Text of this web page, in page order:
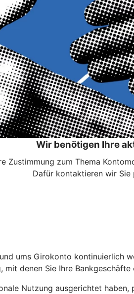
Wir benötigen Ihre
Zustimmung zum Thema
Dafür kontaktieren wir Sie
ums Girokonto kontinuierlich
denen Sie Ihre
Nutzung ausgerichtet